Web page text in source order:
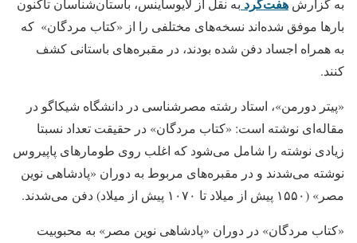
به گزارش هفت‌گرد به نقل از لایوساینس، باستان‌شناسان تاکنون
بارها موفق‌ شده‌اند نسخه‌های مختلفی را از «کتاب مردگان» ‌ که
به همراه اجساد دفن شده بودند، در مقبره‌های باستانی کشف
کنند.
«پیتر دورمن»، استاد رشته مصرشناسی در دانشگاه شیکاگو در
مقاله‌ای نوشته است: «کتاب مردگان» در حقیقت تعداد نسبتا
زیادی نوشته را شامل می‌شود که اغلب روی طومارهای پاپیروس
نوشته می‌شدند و در مقبره‌های مربوط به دوران «پادشاهی نوین
مصر» (۱۵۵۰ پیش از میلاد تا ۱۰۷۰ پیش از میلاد) دفن می‌شدند.
«کتاب مردگان» در دوران «پادشاهی نوین مصر» به محبوبیت